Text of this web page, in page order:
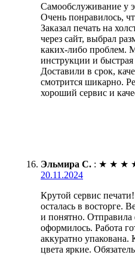
Самообслуживание у
Очень понравилось,
Заказал печать на
через сайт, выбрал
каких-либо проблем.
инструкции и
Доставили в срок,
смотрится шикарно.
хороший сервис и
Эльмира С. : ★ ★ ★
20.11.2024
Крутой сервис
осталась в восторге.
и понятно. Отправила
оформилось. Работа
аккуратно упакована.
цвета яркие.